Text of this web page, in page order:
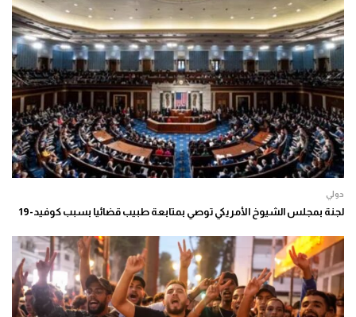
دولي
لجنة بمجلس الشيوخ الأمريكي توصي بمتابعة طبيب قضائيا بسبب كوفيد-19